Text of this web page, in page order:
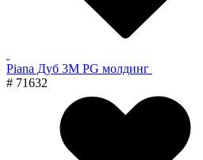
Piana Дуб 3M PG молдинг
# 71632